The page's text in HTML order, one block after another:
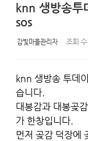
knn 생방송투
sos
감빛마을관리자 조회 수
knn 생방송 투데
습니다.
대봉감과 대봉곶
가 한창입니다.
먼저 곶감 덕장에